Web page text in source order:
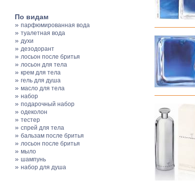
По видам
» парфюмированная вода
» туалетная вода
» духи
» дезодорант
» лосьон после бритья
» лосьон для тела
» крем для тела
» гель для душа
» масло для тела
» набор
» подарочный набор
» одеколон
» тестер
» спрей для тела
» бальзам после бритья
» лосьон после бритья
» мыло
» шампунь
» набор для душа